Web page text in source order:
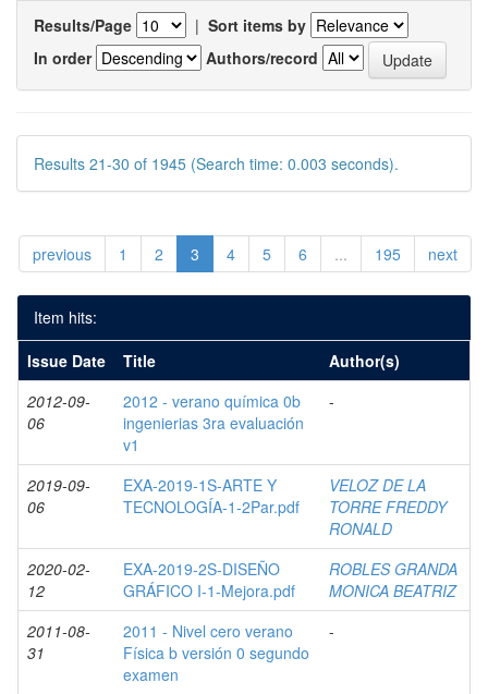
Results/Page | Sort items by
In order
Authors/record
Results 21-30 of 1945 (Search time: 0.003 seconds).
previous 1 2 3 4 5 6 ... 195 next
Item hits:
Issue Date
Title
Author(s)
2012-09-
06
2012 - verano química 0b
ingenierias 3ra evaluación
v1
-
2019-09-
06
EXA-2019-1S-ARTE Y
TECNOLOGÍA-1-2Par.pdf
VELOZ DE LA
TORRE FREDDY
RONALD
2020-02-
12
EXA-2019-2S-DISEÑO
GRÁFICO I-1-Mejora.pdf
ROBLES GRANDA
MONICA BEATRIZ
2011-08-
31
2011 - Nivel cero verano
Física b versión 0 segundo
examen
-